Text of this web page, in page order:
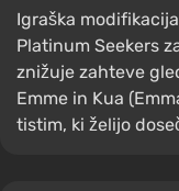
Igraška
Platinum Seekers
znižuje zahteve
Emme in Kua
tistim, ki želijo